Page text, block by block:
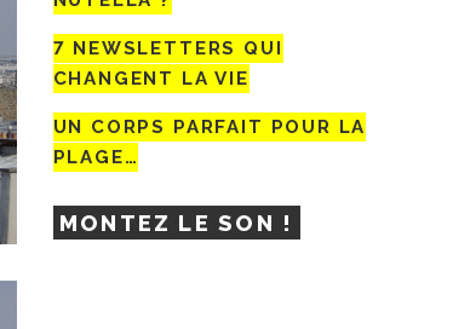
7 NEWSLETTERS QUI
CHANGENT LA VIE
UN CORPS PARFAIT POUR LA
PLAGE…
MONTEZ LE SON !